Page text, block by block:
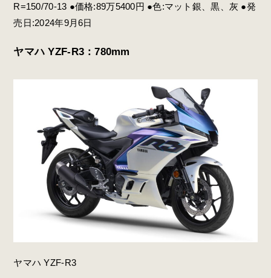
R=150/70-13 ●価格:89万5400円 ●色:マット銀、黒、灰 ●発
売日:2024年9月6日
ヤマハ YZF-R3：780mm
ヤマハ YZF-R3